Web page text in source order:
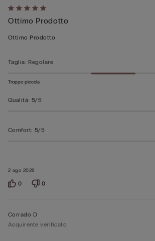
Valutato
5
su
2 ago 2026
Ottimo Prodotto
Ottimo Prodotto
Taglia: Regolare
Troppo piccola
Qualità: 5/5
Comfort: 5/5
0 0
Corrado D
Acquirente verificato